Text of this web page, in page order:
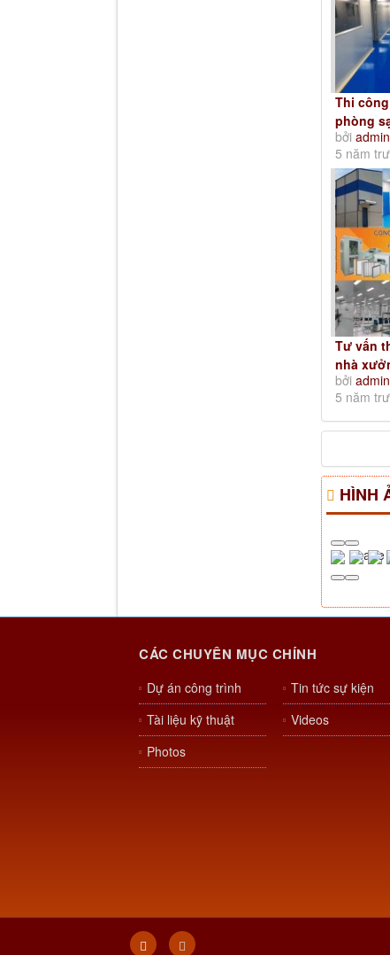
Thi
phòng
bởi admin
5 năm
Tư vấn
nhà
bởi admin
5 năm
HÌNH
Image
CÁC CHUYÊN MỤC CHÍNH
Dự án công trình
Tin tức sự kiện
Tài liệu kỹ thuật
Videos
Photos